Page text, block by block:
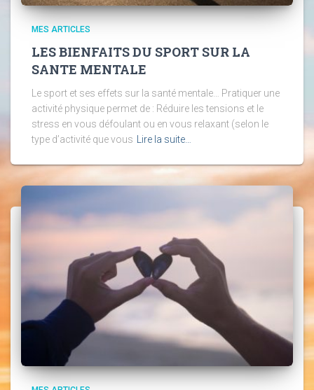
MES ARTICLES
LES BIENFAITS DU SPORT SUR LA
SANTE MENTALE
Le sport et ses effets sur la santé mentale… Pratiquer une
activité physique permet de : Réduire les tensions et le
stress en vous défoulant ou en vous relaxant (selon le
type d’activité que vous
Lire la suite…